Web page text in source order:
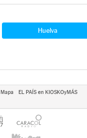
Huelva
Mapa
EL PAÍS en KIOSKOyMÁS